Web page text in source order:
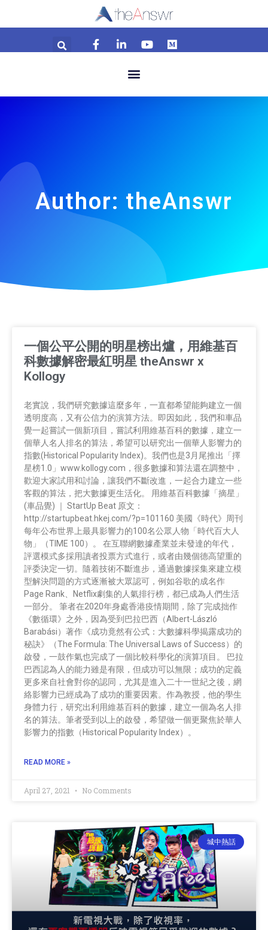
Author: theAnswr
一個公平公開的明星榜出爐，用維基百
科數據解密最紅明星 theAnswr x
Kollogy
老實說，我們研究數據這麼多年，一直都希望能夠建立一個
透明度高，又有公信力的演算方法。即因如此，我們和車品
覺一起嘗試一個新項目，嘗試利用維基百科的數據，建立一
個華人名人排名的算法，希望可以研究出一個華人影響力的
指數(Historical Popularity Index)。我們也是3月尾推出「擇
星榜1.0」www.kollogy.com，很多數據和算法還在調整中，
歡迎大家試用和討論，讓我們不斷改進，一起合力建立一些
客觀的算法，把大數據更生活化。 用維基百科數據「摘星」
(車品覺) ｜ StartUp Beat 原文：
http://startupbeat.hkej.com/?p=101160 美國《時代》周刊
每年公布世界上最具影響力的100名公眾人物「時代百大人
物」（TIME 100）。 在互聯網數據產業並未發達的年代，
評選模式多採用讀者投票方式進行，或者由幾個德高望重的
評委決定一切。隨着技術不斷進步，通過數據採集來建立模
型解決問題的方式逐漸被大眾認可，例如谷歌的成名作
Page Rank、Netflix劇集的人氣排行榜，都已成為人們生活
一部分。 筆者在2020年身處香港疫情期間，除了完成拙作
《數循環》之外，因為受到巴拉巴西（Albert-László
Barabási）著作《成功竟然有公式：大數據科學揭露成功的
秘訣》（The Formula: The Universal Laws of Success）的
啟發，一鼓作氣也完成了一個比較科學化的演算項目。 巴拉
巴西認為人的能力雖是有限，但成功可以無限；成功的定義
更多來自社會對你的認同，尤其是進入二十一世紀之後，網
絡影響力已經成為了成功的重要因素。作為教授，他的學生
身體力行，研究出利用維基百科的數據，建立一個為名人排
名的算法。筆者受到以上的啟發，希望做一個更聚焦於華人
影響力的指數（Historical Popularity Index）。
READ MORE »
April 27, 2021 No Comments
城中熱話